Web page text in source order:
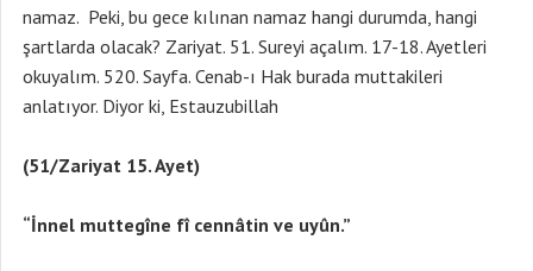
namaz. Peki, bu gece kılınan namaz hangi durumda, hangi
şartlarda olacak? Zariyat. 51. Sureyi açalım. 17-18. Ayetleri
okuyalım. 520. Sayfa. Cenab-ı Hak burada muttakileri
anlatıyor. Diyor ki, Estauzubillah
(51/Zariyat 15. Ayet)
“İnnel muttegîne fî cennâtin ve uyûn.”